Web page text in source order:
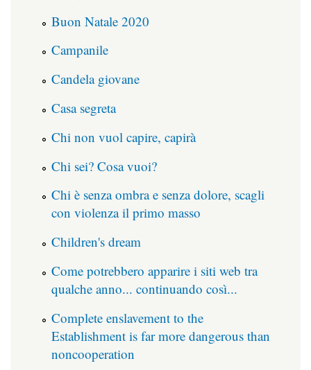
Buon Natale 2020
Campanile
Candela giovane
Casa segreta
Chi non vuol capire, capirà
Chi sei? Cosa vuoi?
Chi è senza ombra e senza dolore, scagli
con violenza il primo masso
Children's dream
Come potrebbero apparire i siti web tra
qualche anno... continuando così...
Complete enslavement to the
Establishment is far more dangerous than
noncooperation